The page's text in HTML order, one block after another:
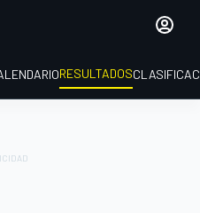
RESULTADOS